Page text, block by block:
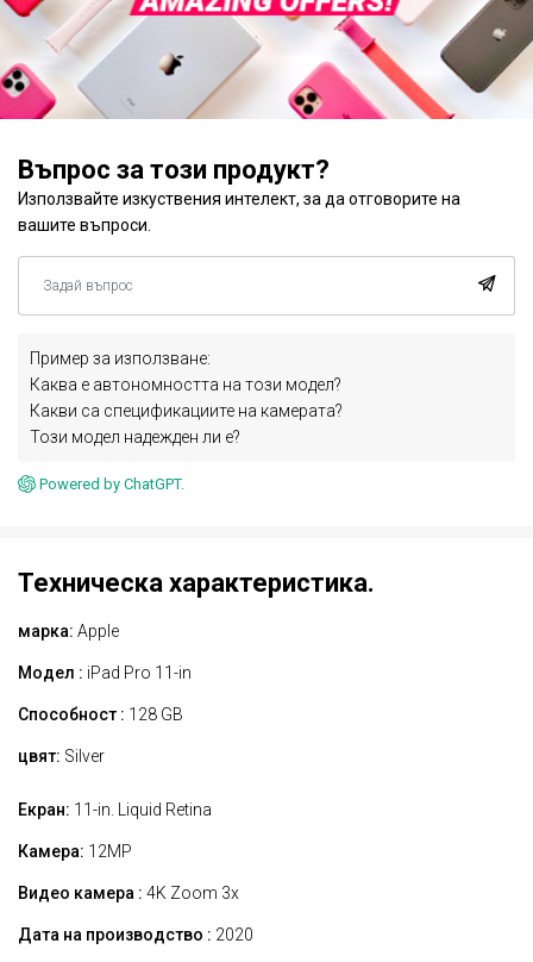
Въпрос за този продукт?
Използвайте изкуствения интелект, за да отговорите на
вашите въпроси.
Пример за използване:
Каква е автономността на този модел?
Какви са спецификациите на камерата?
Този модел надежден ли е?
Powered by ChatGPT.
Техническа характеристика.
марка: Apple
Модел : iPad Pro 11-in
Способност : 128 GB
цвят: Silver
Екран: 11-in. Liquid Retina
Камера: 12MP
Видео камера : 4K Zoom 3x
Дата на производство : 2020